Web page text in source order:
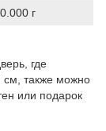
г
где
см, также можно
или подарок